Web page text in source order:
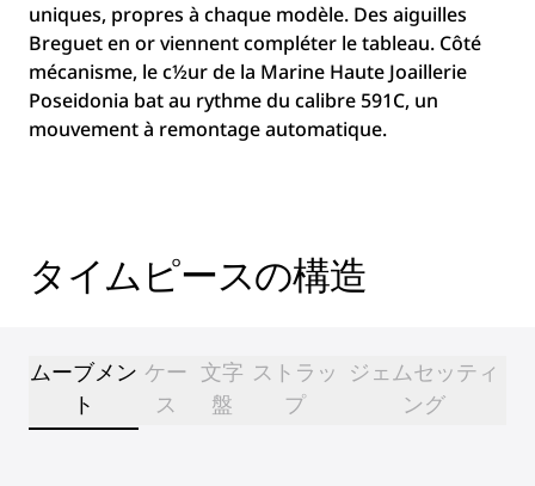
uniques, propres à chaque modèle. Des aiguilles
Breguet en or viennent compléter le tableau. Côté
mécanisme, le c½ur de la Marine Haute Joaillerie
Poseidonia bat au rythme du calibre 591C, un
mouvement à remontage automatique.
タイムピースの構造
ムーブメン
ト
ケー
ス
文字
盤
ストラッ
プ
ジェムセッティ
ング